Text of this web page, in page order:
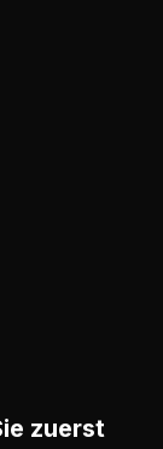
zuerst